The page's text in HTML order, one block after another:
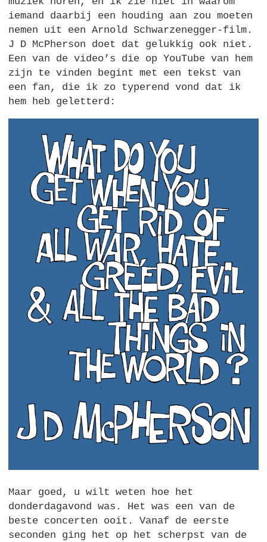
iemand daarbij een houding aan zou moeten
nemen uit een Arnold Schwarzenegger-film.
J D McPherson doet dat gelukkig ook niet.
Een van de video’s die op YouTube van hem
zijn te vinden begint met een tekst van
een fan, die ik zo typerend vond dat ik
hem heb geletterd:
Maar goed, u wilt weten hoe het
donderdagavond was. Het was een van de
beste concerten ooit. Vanaf de eerste
seconden ging het op het scherpst van de